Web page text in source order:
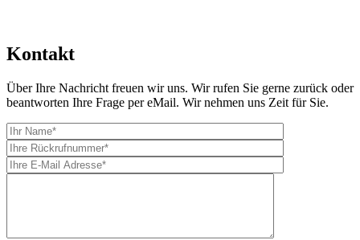
Kontakt
Über Ihre Nachricht freuen wir uns. Wir rufen Sie gerne zurück oder
beantworten Ihre Frage per eMail. Wir nehmen uns Zeit für Sie.